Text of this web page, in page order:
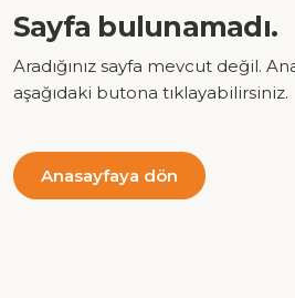
Sayfa bulunamadı.
Aradığınız sayfa mevcut değil.
aşağıdaki butona tıklayabilirsiniz.
Anasayfaya dön